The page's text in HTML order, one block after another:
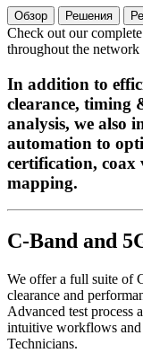
Обзор Решения
Check out our
throughout the
In addition to
clearance, timing
analysis, we also
automation to
certification, coax
mapping.
C-Band and
We offer a full suite of
clearance and
Advanced test process
intuitive workflows and
Technicians.